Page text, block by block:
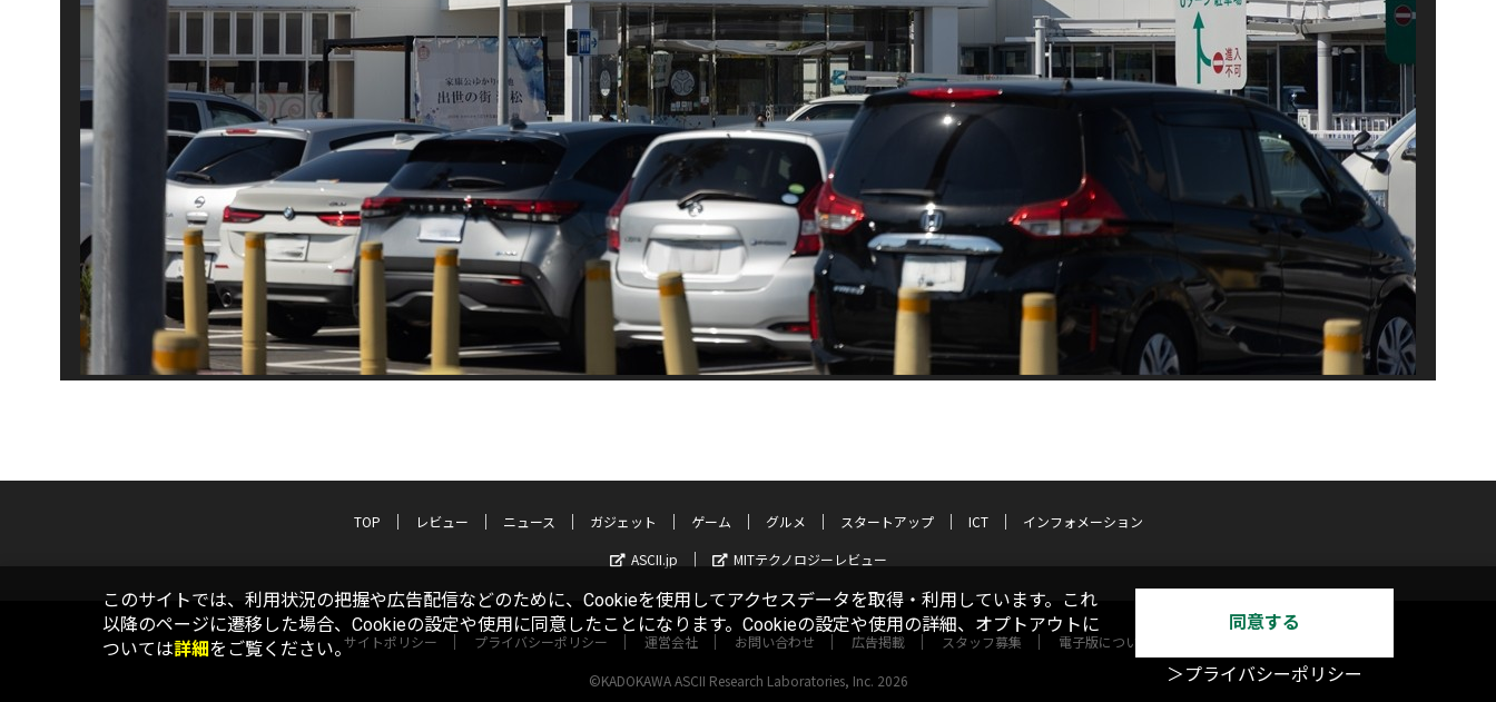
TOP レビュー ニュース ガジェット ゲーム グルメ スタートアップ ICT
インフォメーション
ASCII.jp
MITテクノロジーレビュー
サイトポリシー プライバシーポリシー 運営会社 お問い合わせ 広告掲載 スタッフ募集 電子版について
©KADOKAWA ASCII Research Laboratories, Inc. 2026
このサイトでは、利用状況の把握や広告配信などのために、Cookieを使用してアクセスデータを取得・利用しています。これ
以降のページに遷移した場合、Cookieの設定や使用に同意したことになります。Cookieの設定や使用の詳細、オプトアウトに
ついては詳細をご覧ください。
同意する
＞プライバシーポリシー